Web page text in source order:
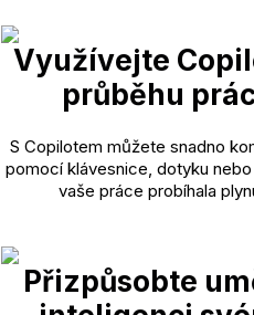
Využívejte
průběhu
S Copilotem můžete snadno
pomocí klávesnice, dotyku nebo
vaše práce probíhala
Přizpůsobte